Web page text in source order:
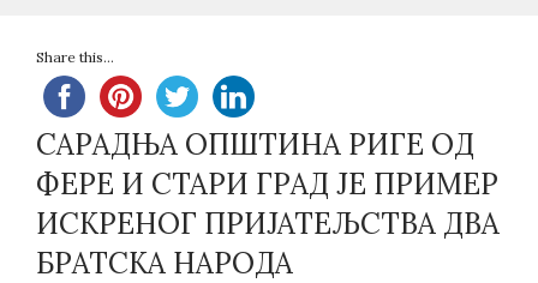
Share this...
САРАДЊА ОПШТИНА РИГЕ ОД
ФЕРЕ И СТАРИ ГРАД ЈЕ ПРИМЕР
ИСКРЕНОГ ПРИЈАТЕЉСТВА ДВА
БРАТСКА НАРОДА